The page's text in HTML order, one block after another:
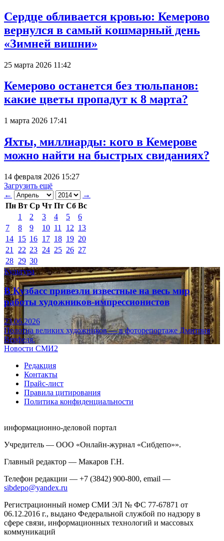
Сердце обливается кровью: Кемерово
вернулся в самый кошмарный день
«Зимней вишни»
25 марта 2026 11:42
Кемерово останется без тюльпанов:
какие цветы пропадут к 8 марта?
1 марта 2026 17:41
Яхты, миллиарды: кого в Кемерове
можно найти на быстрых свиданиях?
14 февраля 2026 15:27
Загрузить ещё
←
→
Пн Вт Ср Чт Пт Сб Вс
1
2 3 4 5
6
7
8 9 10 11 12 13
14 15 16 17 18 19 20
21
22 23 24 25 26 27
28 29 30
Культура
В Кузбасс привезли известные на весь мир
работы художников-импрессионистов
23.06.2026
Полотна великих художников — в фоторепортаже Дмитрия
Верфеля.
Новости СМИ2
Редакция
Контакты
Прайс-лист
Правила цитирования
Политика конфиденциальности
информационно-деловой портал
Учредитель — ООО «Онлайн-журнал «Сибдепо»».
Главный редактор — Макаров Г.Н.
Телефон редакции — +7 (3842) 900-800, email —
sibdepo@yandex.ru
Регистрационный номер СМИ ЭЛ № ФС 77-67871 от
06.12.2016 г., выдано Федеральной службой по надзору в
сфере связи, информационных технологий и массовых
коммуникаций